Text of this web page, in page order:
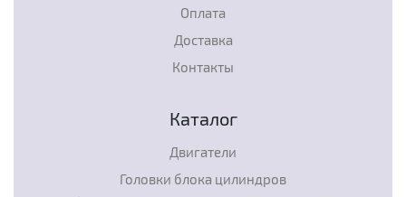
Оплата
Доставка
Контакты
Каталог
Двигатели
Головки блока цилиндров